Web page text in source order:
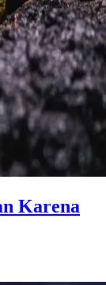
Karena